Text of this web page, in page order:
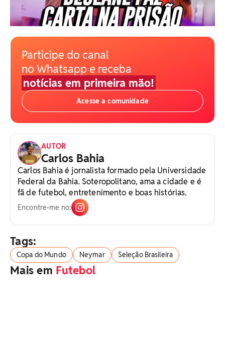
Participe do canal
no Whatsapp e receba
notícias em primeira mão!
Acesse a comunidade
AUTOR
Carlos Bahia
Carlos Bahia é jornalista formado pela Universidade
Federal da Bahia. Soteropolitano, ama a cidade e é
fã de futebol, entretenimento e boas histórias.
Encontre-me no:
Tags:
Copa do Mundo Neymar Seleção Brasileira
Mais em Futebol